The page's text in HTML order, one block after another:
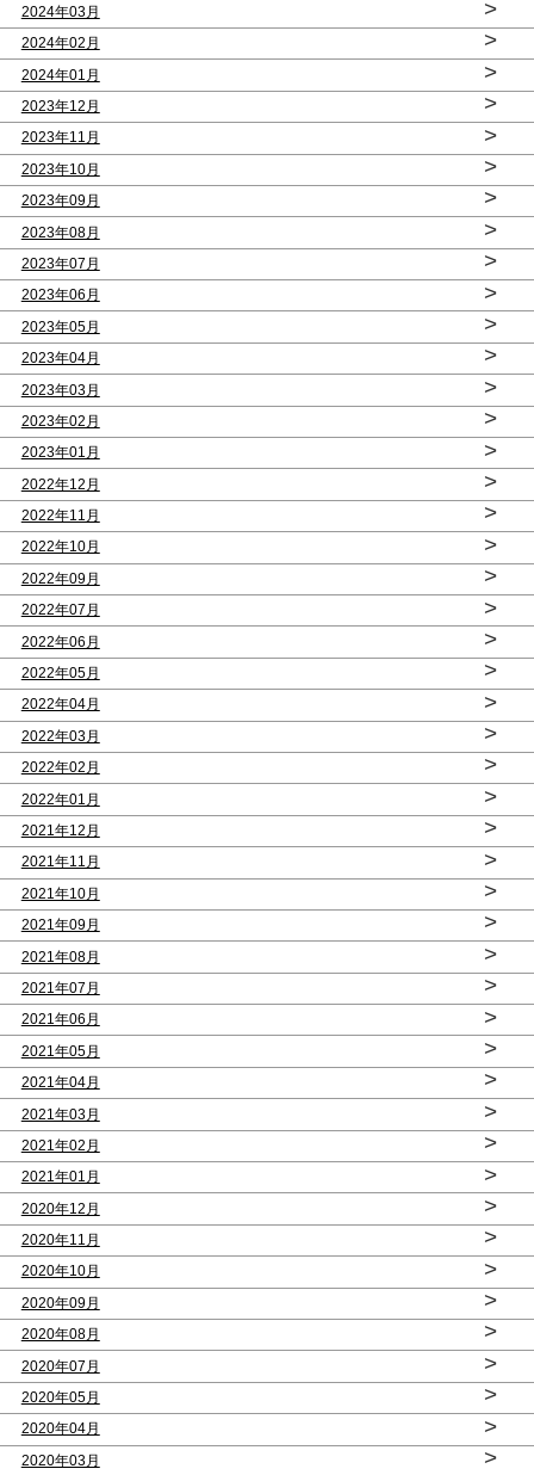
2024年03月 >
2024年02月 >
2024年01月 >
2023年12月 >
2023年11月 >
2023年10月 >
2023年09月 >
2023年08月 >
2023年07月 >
2023年06月 >
2023年05月 >
2023年04月 >
2023年03月 >
2023年02月 >
2023年01月 >
2022年12月 >
2022年11月 >
2022年10月 >
2022年09月 >
2022年07月 >
2022年06月 >
2022年05月 >
2022年04月 >
2022年03月 >
2022年02月 >
2022年01月 >
2021年12月 >
2021年11月 >
2021年10月 >
2021年09月 >
2021年08月 >
2021年07月 >
2021年06月 >
2021年05月 >
2021年04月 >
2021年03月 >
2021年02月 >
2021年01月 >
2020年12月 >
2020年11月 >
2020年10月 >
2020年09月 >
2020年08月 >
2020年07月 >
2020年05月 >
2020年04月 >
2020年03月 >